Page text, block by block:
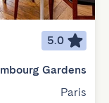
5.0
Gardens
Paris